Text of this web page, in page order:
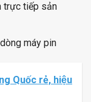
trực tiếp sản
máy pin
Quốc rẻ, hiệu